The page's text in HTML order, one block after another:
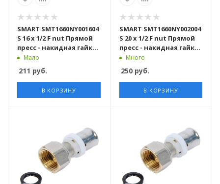
SMART SMT1660NY001604
S 16 x 1/2 F nut Прямой
пресс - накидная гайка
150 штук в упаковке
Мало
211 руб.
В КОРЗИНУ
SMART SMT1660NY002004
S 20 x 1/2 F nut Прямой
пресс - накидная гайка
120 штук в упаковке
Много
250руб.
В КОРЗИНУ